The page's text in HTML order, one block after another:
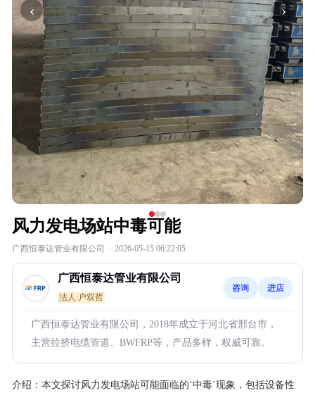
‹ ›
风力发电场站中毒可能
广西恒泰达管业有限公司 · 2026-05-15 06:22:05
广西恒泰达管业有限公司
法人:户双哲
咨询 进店
广西恒泰达管业有限公司，2018年成立于河北省邢台市，
主营拉挤电缆管道、BWFRP等，产品多样，权威可靠。
介绍： 本文探讨风力发电场站可能面临的‘中毒’现象，包括设备性